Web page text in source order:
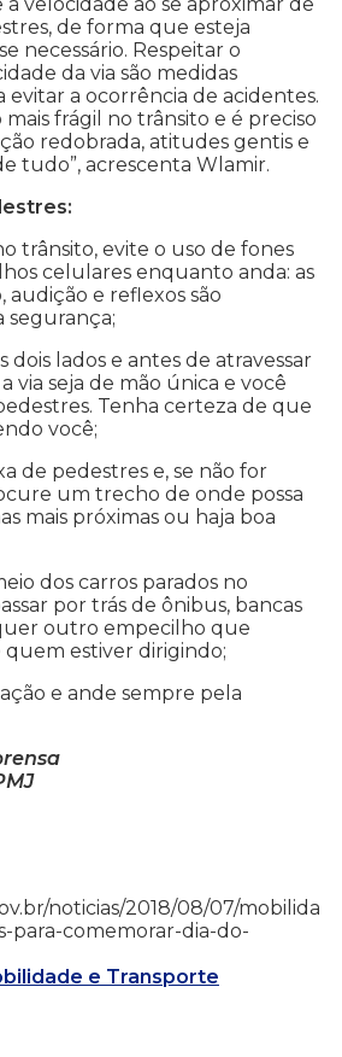
de forma que esteja
necessário. Respeitar o
da via são medidas
a ocorrência de acidentes.
frágil no trânsito e é preciso
redobrada, atitudes gentis e
tudo”, acrescenta Wlamir.
trânsito, evite o uso de fones
celulares enquanto anda: as
audição e reflexos são
segurança;
dois lados e antes de atravessar
via seja de mão única e você
Tenha certeza de que
você;
de pedestres e, se não for
um trecho de onde possa
mais próximas ou haja boa
dos carros parados no
por trás de ônibus, bancas
outro empecilho que
estiver dirigindo;
e ande sempre pela
noticias/2018/08/07/mobilida
para-comemorar-dia-do-
e Transporte